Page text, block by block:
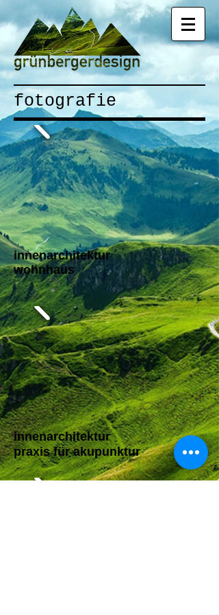
fotografie
innenarchitektur
wohnhaus
innenarchitektur
praxis für akupunktur